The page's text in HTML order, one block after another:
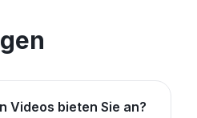
Videos bieten Sie an?